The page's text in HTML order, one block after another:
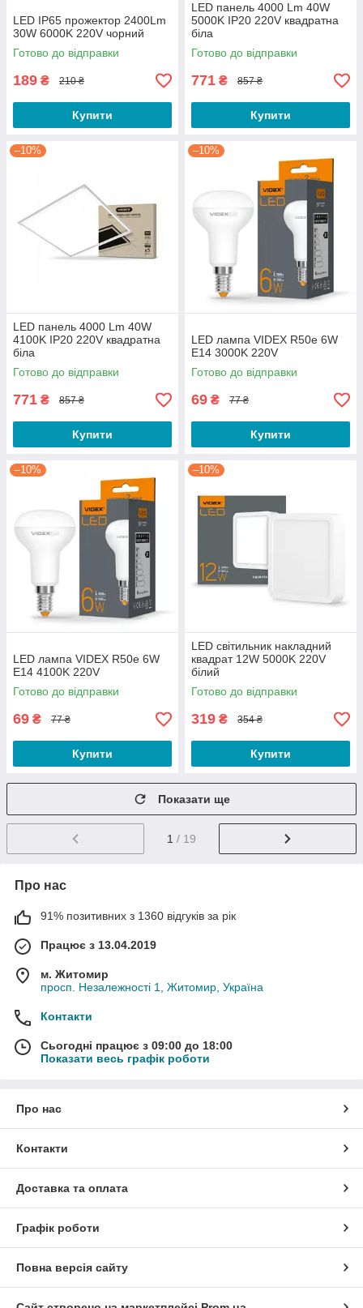
LED IP65 прожектор 2400Lm
30W 6000K 220V чорний
Готово до відправки
189 ₴ 210 ₴
Купити
LED панель 4000 Lm 40W
5000K IP20 220V квадратна
біла
Готово до відправки
771 ₴ 857 ₴
Купити
–10%
LED панель 4000 Lm 40W
4100K IP20 220V квадратна
біла
Готово до відправки
771 ₴ 857 ₴
Купити
–10%
LED лампа VIDEX R50e 6W
E14 3000K 220V
Готово до відправки
69 ₴ 77 ₴
Купити
–10%
LED лампа VIDEX R50e 6W
E14 4100K 220V
Готово до відправки
69 ₴ 77 ₴
Купити
–10%
LED світильник накладний
квадрат 12W 5000K 220V
білий
Готово до відправки
319 ₴ 354 ₴
Купити
Показати ще
1 / 19
Про нас
91% позитивних з 1360 відгуків за рік
Працює з 13.04.2019
м. Житомир
просп. Незалежності 1, Житомир, Україна
Контакти
Сьогодні працює з 09:00 до 18:00
Показати весь графік роботи
Про нас
Контакти
Доставка та оплата
Графік роботи
Повна версія сайту